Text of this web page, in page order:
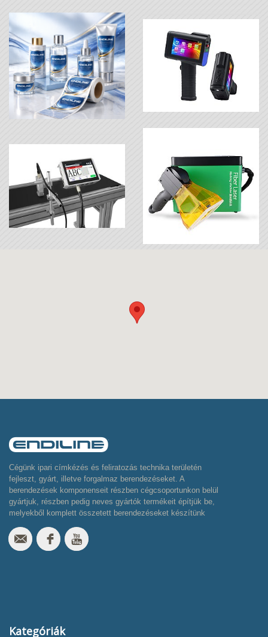
Cégünk ipari címkézés és feliratozás technika területén
fejleszt, gyárt, illetve forgalmaz berendezéseket. A
berendezések komponenseit részben cégcsoportunkon belül
gyártjuk, részben pedig neves gyártók termékeit építjük be,
melyekből komplett összetett berendezéseket készítünk
Kategóriák